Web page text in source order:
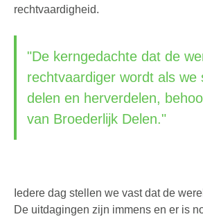
rechtvaardigheid.
"De kerngedachte dat de
rechtvaardiger wordt als we
delen en herverdelen,
van Broederlijk Delen."
Iedere dag stellen we vast dat de
De uitdagingen zijn immens en er is